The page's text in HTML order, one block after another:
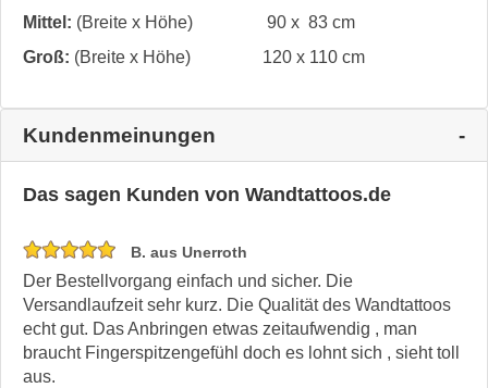
Mittel: (Breite x Höhe)
90 x 83 cm
Groß: (Breite x Höhe) 120 x 110 cm
Kundenmeinungen
Das sagen Kunden von Wandtattoos.de
B. aus Unerroth
Der Bestellvorgang einfach und sicher. Die
Versandlaufzeit sehr kurz. Die Qualität des Wandtattoos
echt gut. Das Anbringen etwas zeitaufwendig , man
braucht Fingerspitzengefühl doch es lohnt sich , sieht toll
aus.